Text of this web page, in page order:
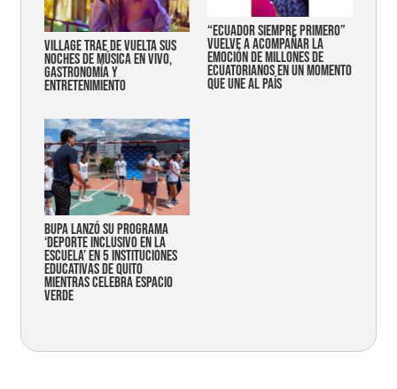
Village trae de vuelta sus
noches de música en vivo,
gastronomía y
entretenimiento
“Ecuador siempre primero”
vuelve a acompañar la
emoción de millones de
ecuatorianos en un momento
que une al país
Bupa lanzó su programa
‘Deporte Inclusivo en la
Escuela’ en 5 instituciones
educativas de Quito
mientras celebra espacio
verde